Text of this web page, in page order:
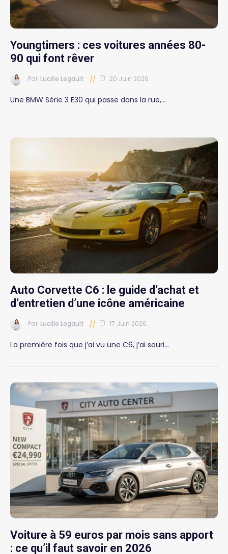
Youngtimers : ces voitures années 80-
90 qui font rêver
Par Lucille Legault 20 Juin 2026
Une BMW Série 3 E30 qui passe dans la rue,…
Auto Corvette C6 : le guide d’achat et
d’entretien d’une icône américaine
Par Lucille Legault 17 Juin 2026
La première fois que j’ai vu une C6, j’ai souri…
Voiture à 59 euros par mois sans apport
: ce qu’il faut savoir en 2026